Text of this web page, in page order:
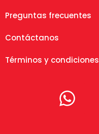
Preguntas frecuentes
Contáctanos
Términos y condiciones